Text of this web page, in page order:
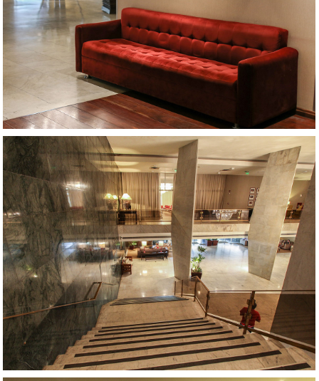
AMPLIAR
AMPLIAR